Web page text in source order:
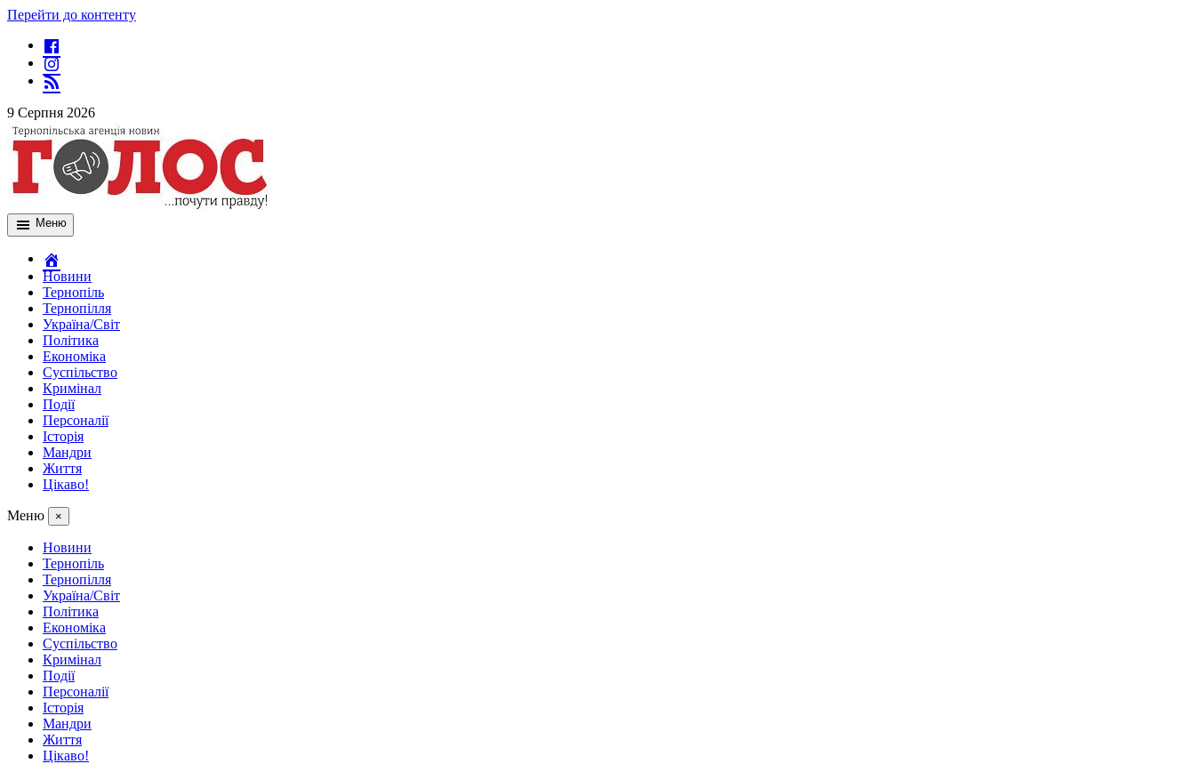
Перейти до контенту
9 Серпня 2026
Меню
Новини
Тернопіль
Тернопілля
Україна/Світ
Політика
Економіка
Суспільство
Кримінал
Події
Персоналії
Історія
Мандри
Життя
Цікаво!
Меню ×
Новини
Тернопіль
Тернопілля
Україна/Світ
Політика
Економіка
Суспільство
Кримінал
Події
Персоналії
Історія
Мандри
Життя
Цікаво!